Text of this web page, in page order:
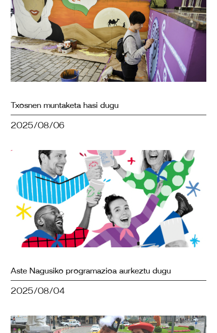
Txosnen muntaketa hasi dugu
2025/08/06
Aste Nagusiko programazioa aurkeztu dugu
2025/08/04